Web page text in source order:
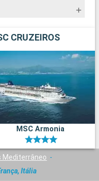
CRUZEIROS
MSC Armonia
Mediterrâneo
Itália